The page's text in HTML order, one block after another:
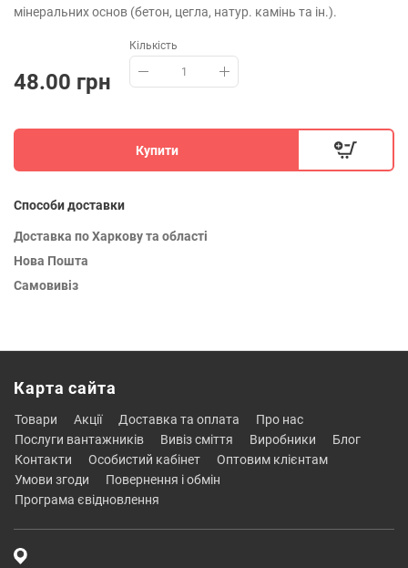
мінеральних основ (бетон, цегла, натур. камінь та ін.).
48.00 грн
Кількість
Купити
Способи доставки
Доставка по Харкову та області
Нова Пошта
Самовивіз
Карта сайта
товари акції доставка та оплата
про нас
послуги вантажників
вивіз сміття виробники
блог
контакти
особистий кабінет
оптовим клієнтам
умови згоди
повернення і обмін
програма євідновлення